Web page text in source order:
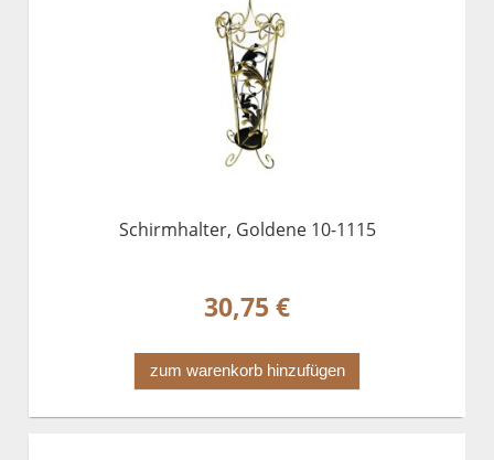
Schirmhalter, Goldene 10-1115
30,75 €
zum warenkorb hinzufügen